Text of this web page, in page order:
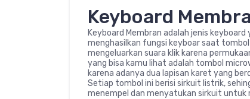
Keyboard
Keyboard Membran adalah jenis
menghasilkan fungsi keyboar saat
mengeluarkan suara klik karena
yang bisa kamu lihat adalah tombol
karena adanya dua lapisan karet yang
Setiap tombol ini berisi sirkuit listrik,
menempel dan menyatukan sirkuit untuk